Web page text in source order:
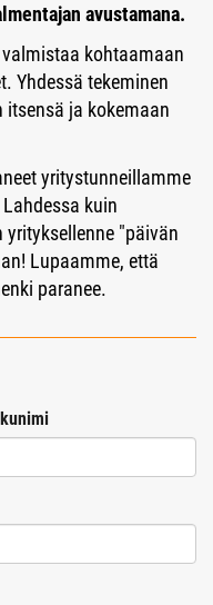
avustamana.
kohtaamaan
Yhdessä tekeminen
ja kokemaan
yritystunneillamme
kuin
yrityksellenne "päivän
Lupaamme, että
paranee.